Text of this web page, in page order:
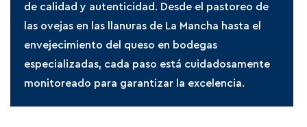
de calidad y autenticidad. Desde el pastoreo de
las ovejas en las llanuras de La Mancha hasta el
envejecimiento del queso en bodegas
especializadas, cada paso está cuidadosamente
monitoreado para garantizar la excelencia.